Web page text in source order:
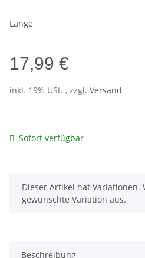
Länge
17,99 €
inkl. 19% USt. , zzgl. Versand
Sofort verfügbar
x
Dieser Artikel hat Variationen.
gewünschte Variation aus.
Beschreibung